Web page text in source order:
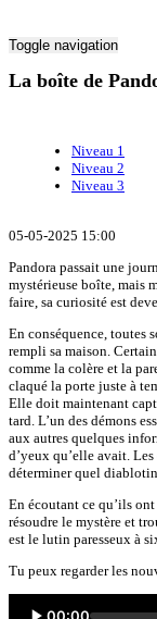
Toggle navigation
La boîte de
Niveau 1
Niveau 2
Niveau 3
05-05-2025 15:00
Pandora passait une
mystérieuse boîte, mais
faire, sa curiosité est
En conséquence, toutes
rempli sa maison.
comme la colère et la
claqué la porte juste à
Elle doit maintenant
tard. L’un des démons
aux autres quelques
d’yeux qu’elle avait.
déterminer quel
En écoutant ce qu’ils
résoudre le mystère et
est le lutin paresseux à
Tu peux regarder les